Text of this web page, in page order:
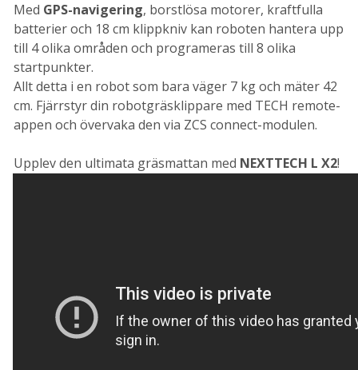
Med GPS-navigering, borstlösa motorer, kraftfulla
batterier och 18 cm klippkniv kan roboten hantera upp
till 4 olika områden och programeras till 8 olika
startpunkter.
Allt detta i en robot som bara väger 7 kg och mäter 42
cm. Fjärrstyr din robotgräsklippare med TECH remote-
appen och övervaka den via ZCS connect-modulen.
Upplev den ultimata gräsmattan med NEXTTECH L X2!